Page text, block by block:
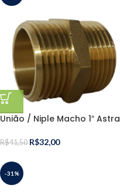
União / Niple Macho 1″ Astra
R$41,50 R$32,00
-31%